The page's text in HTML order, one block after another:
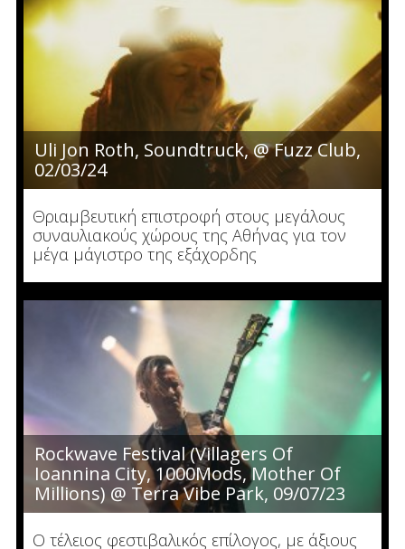
Uli Jon Roth, Soundtruck, @ Fuzz Club,
02/03/24
Θριαμβευτική επιστροφή στους μεγάλους
συναυλιακούς χώρους της Αθήνας για τον
μέγα μάγιστρο της εξάχορδης
Rockwave Festival (Villagers Of
Ioannina City, 1000Mods, Mother Of
Millions) @ Terra Vibe Park, 09/07/23
Ο τέλειος φεστιβαλικός επίλογος, με άξιους